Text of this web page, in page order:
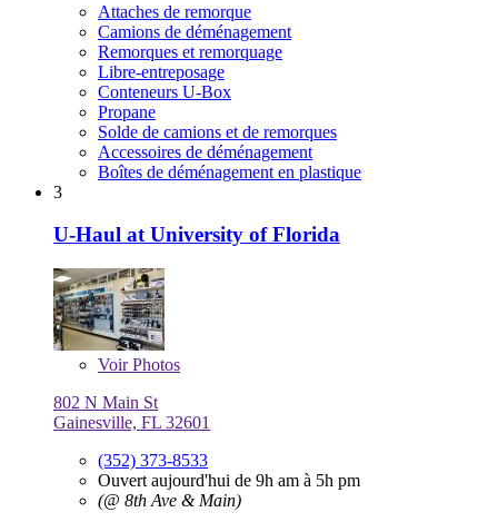
Attaches de remorque
Camions de déménagement
Remorques et remorquage
Libre-entreposage
Conteneurs U-Box
Propane
Solde de camions et de remorques
Accessoires de déménagement
Boîtes de déménagement en plastique
3
U-Haul at University of Florida
VoirPhotos
802 N Main St
Gainesville, FL 32601
(352) 373-8533
Ouvert aujourd'hui de 9h am à 5h pm
(@ 8th Ave & Main)